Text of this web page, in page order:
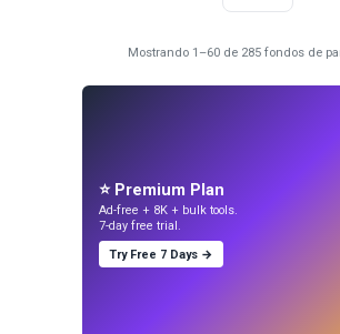
Mostrando 1–60 de 285 fondos de
⭐ Premium Plan
Ad-free + 8K + bulk tools.
7-day free trial.
Try Free 7 Days →